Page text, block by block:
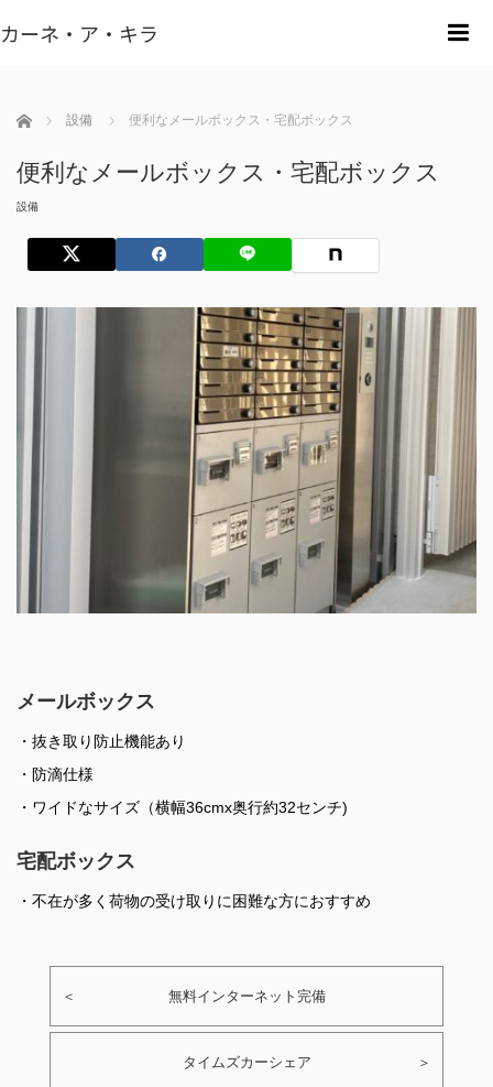
カーネ・ア・キラ
ホーム 設備 便利なメールボックス・宅配ボックス
便利なメールボックス・宅配ボックス
設備
メールボックス
・抜き取り防止機能あり
・防滴仕様
・ワイドなサイズ（横幅36cmx奥行約32センチ)
宅配ボックス
・不在が多く荷物の受け取りに困難な方におすすめ
＜ 無料インターネット完備
タイムズカーシェア ＞